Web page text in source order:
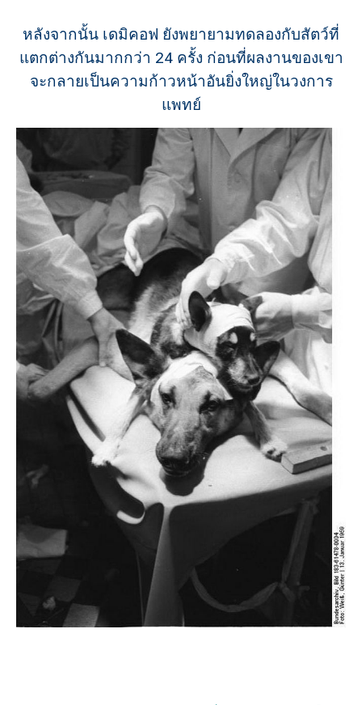
หลังจากนั้น เดมิคอฟ ยังพยายามทดลองกับสัตว์ที่
แตกต่างกันมากกว่า 24 ครั้ง ก่อนที่ผลงานของเขา
จะกลายเป็นความก้าวหน้าอันยิ่งใหญ่ในวงการ
แพทย์